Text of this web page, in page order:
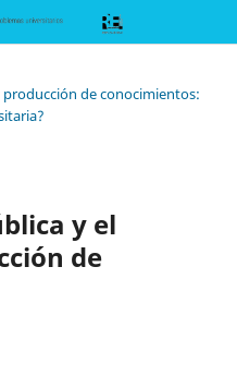
de conocimientos:
y el
de